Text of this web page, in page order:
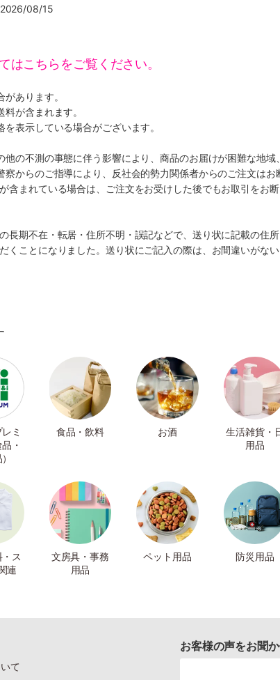
08/15
はこちらをご覧ください。
あります。
が含まれます。
表示している場合がございます。
の不測の事態に伴う影響により、商品のお届けが困難な地域
からのご指導により、反社会的勢力関係者からのご注文は
含まれている場合は、ご注文をお受けした後でもお取引をお
長期不在・転居・住所不明・誤記などで、送り状に記載の住
くことになりました。送り状にご記入の際は、お間違いがな
ミ
・
食品・飲料 お酒
生活雑貨・
用品
ス
連
文房具・事務
用品
ペット用品 防災用品
て
お客様の声をお聞